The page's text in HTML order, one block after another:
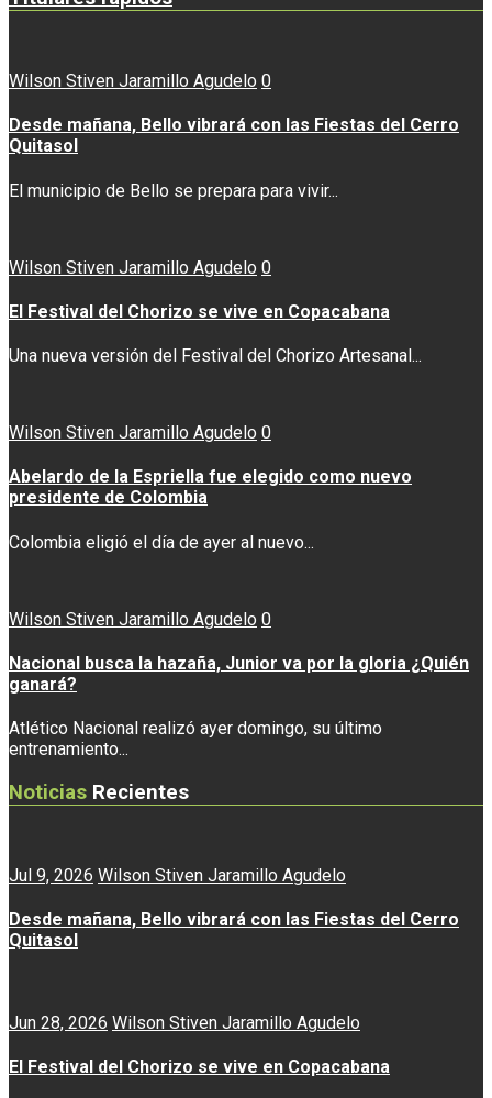
Wilson Stiven Jaramillo Agudelo 0
Desde mañana, Bello vibrará con las Fiestas del Cerro
Quitasol
El municipio de Bello se prepara para vivir...
Wilson Stiven Jaramillo Agudelo 0
El Festival del Chorizo se vive en Copacabana
Una nueva versión del Festival del Chorizo Artesanal...
Wilson Stiven Jaramillo Agudelo 0
Abelardo de la Espriella fue elegido como nuevo
presidente de Colombia
Colombia eligió el día de ayer al nuevo...
Wilson Stiven Jaramillo Agudelo 0
Nacional busca la hazaña, Junior va por la gloria ¿Quién
ganará?
Atlético Nacional realizó ayer domingo, su último
entrenamiento...
Noticias Recientes
Jul 9, 2026 Wilson Stiven Jaramillo Agudelo
Desde mañana, Bello vibrará con las Fiestas del Cerro
Quitasol
Jun 28, 2026 Wilson Stiven Jaramillo Agudelo
El Festival del Chorizo se vive en Copacabana